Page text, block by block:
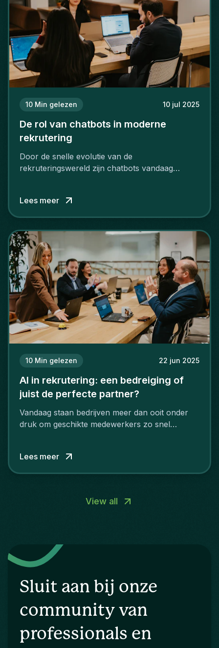
10 Min gelezen 10 jul 2025
De rol van chatbots in moderne
rekrutering
Door de snelle evolutie van de
rekruteringswereld zijn chatbots vandaag
Lees meer
10 Min gelezen 22 jun 2025
AI in rekrutering: een bedreiging of
juist de perfecte partner?
Vandaag staan bedrijven meer dan ooit onder
druk om geschikte medewerkers zo snel
digital marketing een steeds groter tekort aan
talent, wat hen ertoe aanzet om AI in het
Lees meer
View all
Sluit aan bij onze
community van
professionals en